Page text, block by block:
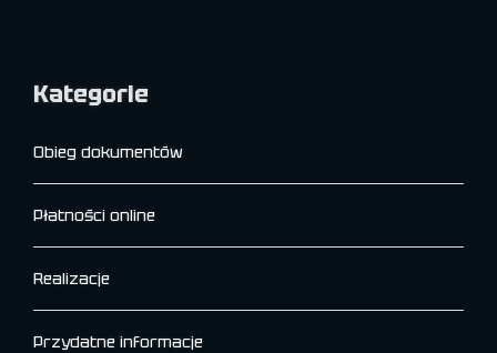
Kategorie
Obieg dokumentów
Płatności online
Realizacje
Przydatne informacje